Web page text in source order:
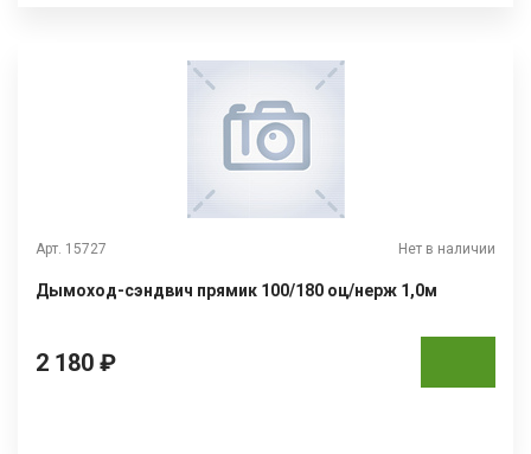
Арт. 15727 Нет в наличии
Дымоход-сэндвич прямик 100/180 оц/нерж 1,0м
2 180 ₽